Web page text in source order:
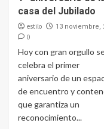
casa del Jubilado
estilo 13 noviembre,
0
Hoy con gran orgullo
celebra el primer
aniversario de un
de encuentro y
que garantiza un
reconocimiento...